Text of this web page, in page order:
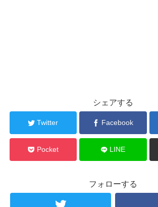
シェアする
Twitter Facebook
Pocket LINE
フォローする